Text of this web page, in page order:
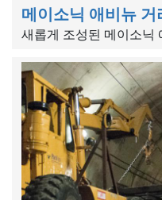
메이소닉 애비뉴
새롭게 조성된 메이소닉